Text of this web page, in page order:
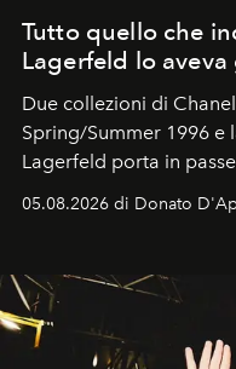
Tutto quello che
Lagerfeld lo
Due collezioni di
Spring/Summer 1996 e
Lagerfeld porta in
Kate, Claudia e Carla
uno dei documenti più
05.08.2026 di Donato